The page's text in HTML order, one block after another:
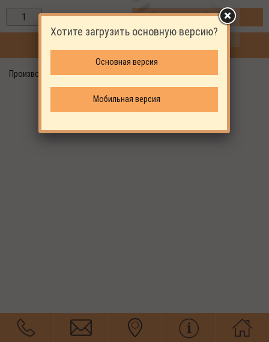
ЗАКАЗАТЬ
Производитель: EKOMAK
Хотите загрузить основную версию?
Основная версия
Мобильная версия